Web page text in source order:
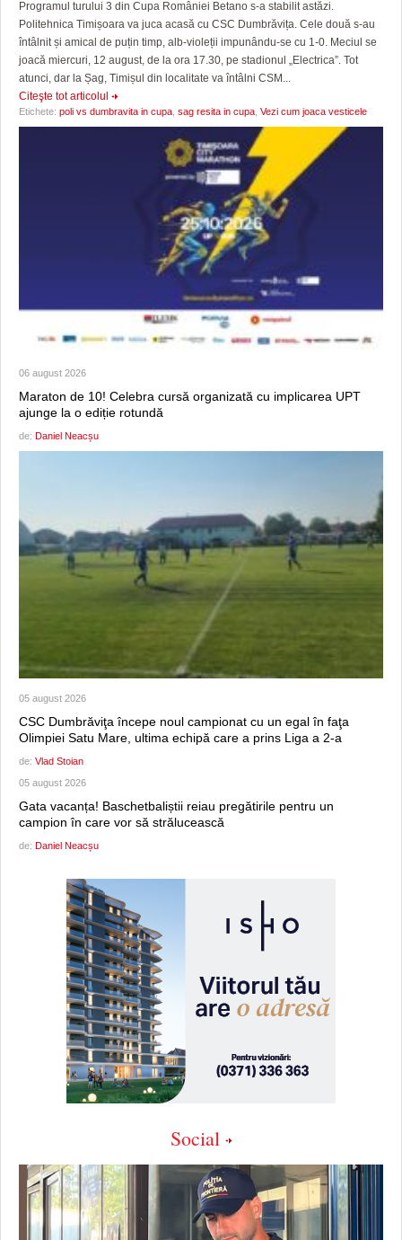
Programul turului 3 din Cupa României Betano s-a stabilit astăzi.
Politehnica Timișoara va juca acasă cu CSC Dumbrăvița. Cele două s-au
întâlnit și amical de puțin timp, alb-violeții impunându-se cu 1-0. Meciul se
joacă miercuri, 12 august, de la ora 17.30, pe stadionul „Electrica”. Tot
atunci, dar la Șag, Timișul din localitate va întâlni CSM...
Citeşte tot articolul
Etichete: poli vs dumbravita in cupa sag resita in cupa Vezi cum joaca vesticele
06 august 2026
Maraton de 10! Celebra cursă organizată cu implicarea UPT
ajunge la o ediție rotundă
de: Daniel Neacșu
05 august 2026
CSC Dumbrăviţa începe noul campionat cu un egal în faţa
Olimpiei Satu Mare, ultima echipă care a prins Liga a 2-a
de: Vlad Stoian
05 august 2026
Gata vacanța! Baschetbaliștii reiau pregătirile pentru un
campion în care vor să strălucească
de: Daniel Neacșu
Social